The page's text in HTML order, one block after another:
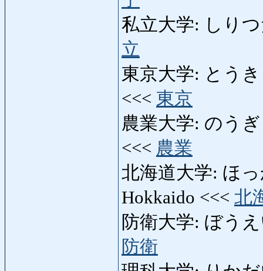
私立大学: しり
立
東京大学: とう
<<< 東京
農業大学: のう
<<< 農業
北海道大学: ほ
Hokkaido <<< 北
防衛大学: ぼうえ
防衛